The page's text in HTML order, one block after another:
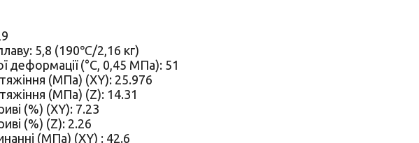
5,8 (190℃/2,16 кг)
деформації (°C, 0,45 МПа): 51
(МПа) (XY): 25.976
(МПа) (Z): 14.31
(%) (XY): 7.23
(%) (Z): 2.26
(МПа) (XY) : 42.6